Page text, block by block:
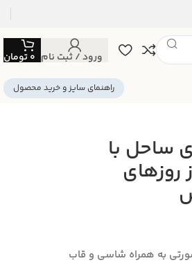
ورود / ثبت نام 0تومان
راهنمای سایز و خرید محصول
ساحل با
روزهای
صورتی به همراه شاسی و قاب